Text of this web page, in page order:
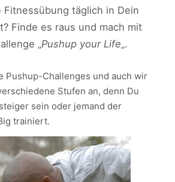
Fitnessübung täglich in Dein
Finde es raus und mach mit
„Pushup your Life„.
Pushup-Challenges und auch wir
Stufen an, denn Du
sein oder jemand der
trainiert.